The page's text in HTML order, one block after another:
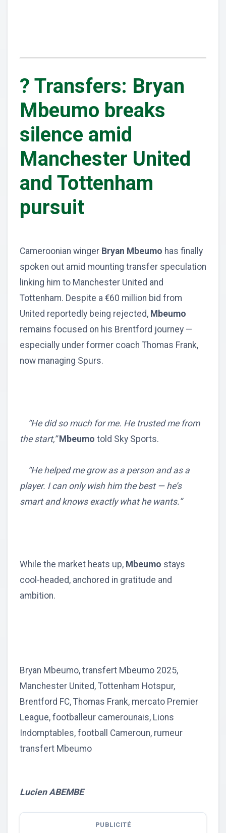
? Transfers: Bryan
Mbeumo breaks
silence amid
Manchester United
and Tottenham
pursuit
Cameroonian winger Bryan Mbeumo has finally
spoken out amid mounting transfer speculation
linking him to Manchester United and
Tottenham. Despite a €60 million bid from
United reportedly being rejected, Mbeumo
remains focused on his Brentford journey —
especially under former coach Thomas Frank,
now managing Spurs.
“He did so much for me. He trusted me from
the start,” Mbeumo told Sky Sports.
“He helped me grow as a person and as a
player. I can only wish him the best — he’s
smart and knows exactly what he wants.”
While the market heats up, Mbeumo stays
cool-headed, anchored in gratitude and
ambition.
Bryan Mbeumo, transfert Mbeumo 2025,
Manchester United, Tottenham Hotspur,
Brentford FC, Thomas Frank, mercato Premier
League, footballeur camerounais, Lions
Indomptables, football Cameroun, rumeur
transfert Mbeumo
Lucien ABEMBE
PUBLICITÉ